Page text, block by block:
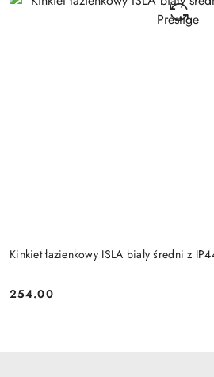
Kinkiet łazienkowy ISLA biały średni z
Cena:
254.00